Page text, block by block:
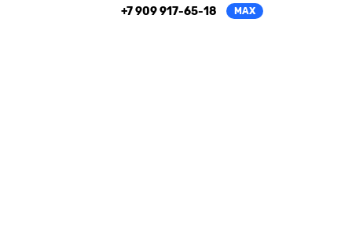
+7 909 917-65-18 MAX